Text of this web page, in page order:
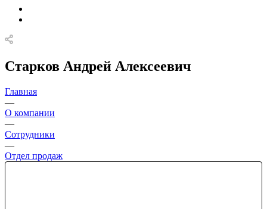
Старков Андрей Алексеевич
Главная
—
О компании
—
Сотрудники
—
Отдел продаж